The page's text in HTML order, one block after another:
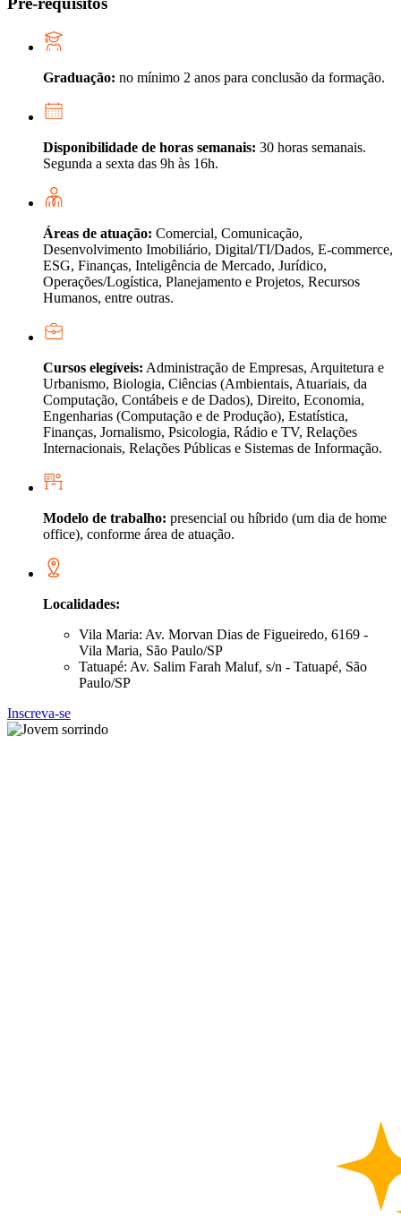
Graduação: no mínimo 2 anos para conclusão da formação.
Disponibilidade de horas semanais: 30 horas semanais.
Segunda a sexta das 9h às 16h.
Áreas de atuação: Comercial, Comunicação,
Desenvolvimento Imobiliário, Digital/TI/Dados, E-commerce,
ESG, Finanças, Inteligência de Mercado, Jurídico,
Operações/Logística, Planejamento e Projetos, Recursos
Humanos, entre outras.
Cursos elegíveis: Administração de Empresas, Arquitetura e
Urbanismo, Biologia, Ciências (Ambientais, Atuariais, da
Computação, Contábeis e de Dados), Direito, Economia,
Engenharias (Computação e de Produção), Estatística,
Finanças, Jornalismo, Psicologia, Rádio e TV, Relações
Internacionais, Relações Públicas e Sistemas de Informação.
Modelo de trabalho: presencial ou híbrido (um dia de home
office), conforme área de atuação.
Localidades:
Vila Maria: Av. Morvan Dias de Figueiredo, 6169 -
Vila Maria, São Paulo/SP
Tatuapé: Av. Salim Farah Maluf, s/n - Tatuapé, São
Paulo/SP
Inscreva-se